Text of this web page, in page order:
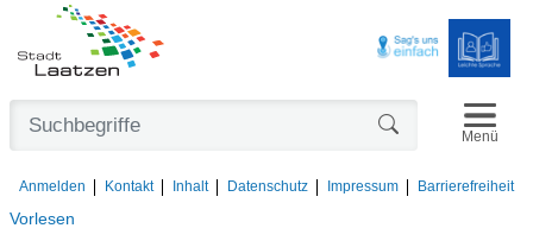
Vorlesen
Anmelden Kontakt Inhalt Datenschutz Impressum Barrierefreiheit
Menü